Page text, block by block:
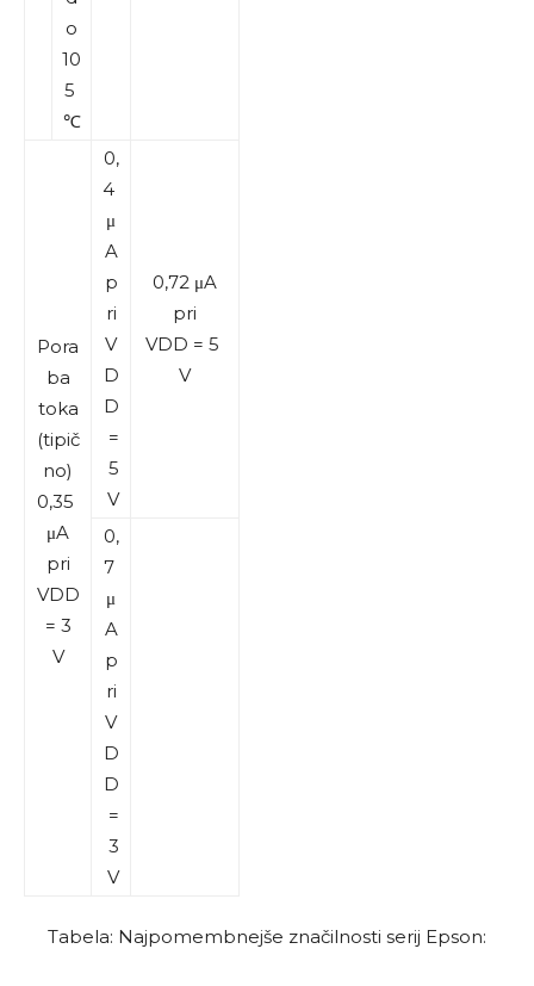
o
10
5
℃
Pora
ba
toka
(tipič
no)
0,35
μA
pri
VDD
= 3
V
0,
4
μ
A
p
ri
V
D
D
=
5
V
0,72 μA
pri
VDD = 5
V
0,
7
μ
A
p
ri
V
D
D
=
3
V
Tabela: Najpomembnejše značilnosti serij Epson: